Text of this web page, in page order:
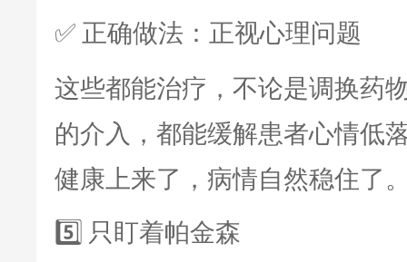
✅ 正确做法：正视心理问题
这些都能治疗，不论是调换药
的介入，都能缓解患者心情低
健康上来了，病情自然稳住了
5️⃣ 只盯着帕金森